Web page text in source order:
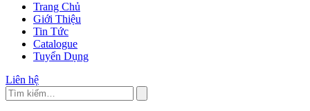
Trang Chủ
Giới Thiệu
Tin Tức
Catalogue
Tuyển Dụng
Liên hệ